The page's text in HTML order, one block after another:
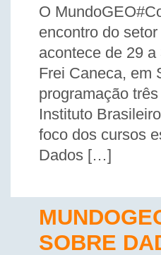
O
encontro do
acontece de 29
Frei Caneca, em
programação
Instituto
foco dos cursos
Dados […]
SOBRE